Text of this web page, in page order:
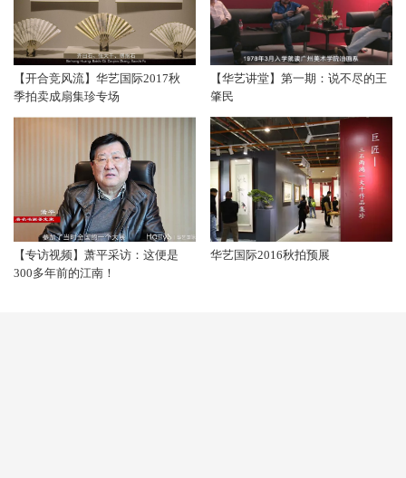
【开合竞风流】华艺国际2017秋
季拍卖成扇集珍专场
【华艺讲堂】第一期：说不尽的王
肇民
【专访视频】萧平采访：这便是
300多年前的江南！
华艺国际2016秋拍预展